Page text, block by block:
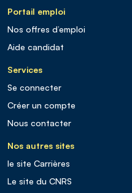
Portail emploi
Nos offres d’emploi
Aide candidat
Services
Se connecter
Créer un compte
Nous contacter
Nos autres sites
le site Carrières
Le site du CNRS